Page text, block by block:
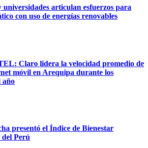
universidades articulan esfuerzos para
con uso de energías renovables
Claro lidera la velocidad promedio de
móvil en Arequipa durante los
año
presentó el Índice de Bienestar
Perú